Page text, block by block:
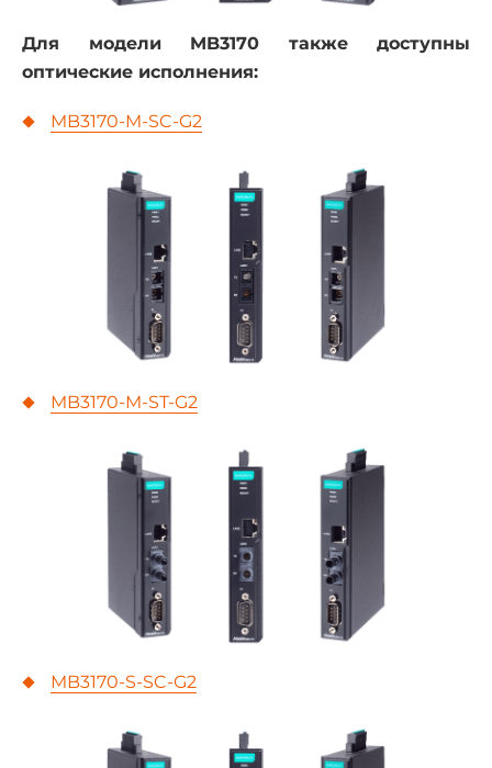
Для модели MB3170 также доступны
оптические исполнения:
MB3170-M-SC-G2
MB3170-M-ST-G2
MB3170-S-SC-G2